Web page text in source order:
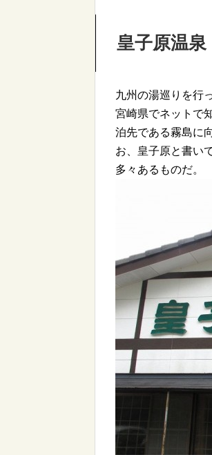
皇子原温
九州の湯巡りを行
宮崎県でネットで
泊先である霧島に
お、皇子原と書い
多々あるものだ。